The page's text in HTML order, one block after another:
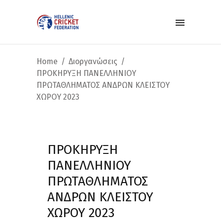
Home
Διοργανώσεις
ΠΡΟΚΗΡΥΞΗ ΠΑΝΕΛΛΗΝΙΟΥ
ΠΡΩΤΑΘΛΗΜΑΤΟΣ ΑΝΔΡΩΝ ΚΛΕΙΣΤΟΥ
ΧΩΡΟΥ 2023
ΠΡΟΚΗΡΥΞΗ
ΠΑΝΕΛΛΗΝΙΟΥ
ΠΡΩΤΑΘΛΗΜΑΤΟΣ
ΑΝΔΡΩΝ ΚΛΕΙΣΤΟΥ
ΧΩΡΟΥ 2023